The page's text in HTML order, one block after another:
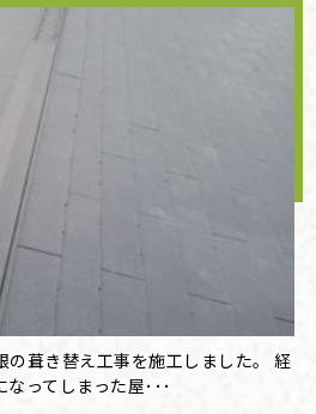
の葺き替え工事を施工しました。 経
ってしまった屋･･･